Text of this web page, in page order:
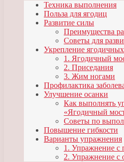
Техника выполнения
Польза для ягодиц
Развитие силы
Преимущества
Советы для
Укрепление
1. Ягодичный
2. Приседания
3. Жим ногами
Профилактика
Улучшение осанки
Как выполнять
«Ягодичный
Советы по
Повышение гибкости
Варианты упражнения
1. Упражнение с
2. Упражнение с